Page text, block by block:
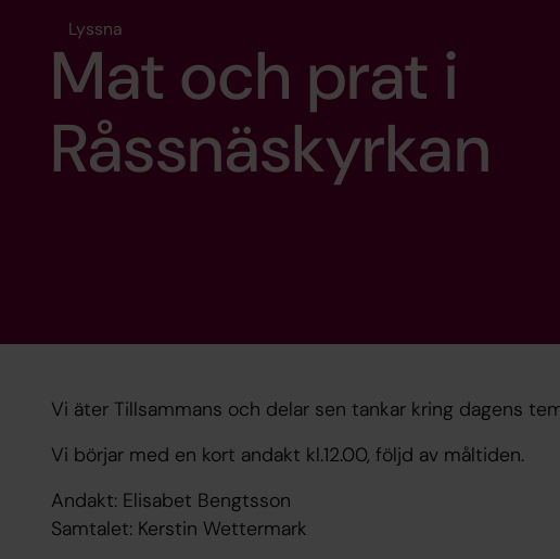
Lyssna
Mat och prat i
Råssnäskyrkan
Vi äter Tillsammans och delar sen tankar kring dagens
Vi börjar med en kort andakt kl.12.00, följd av måltiden.
Andakt: Elisabet Bengtsson
Samtalet: Kerstin Wettermark